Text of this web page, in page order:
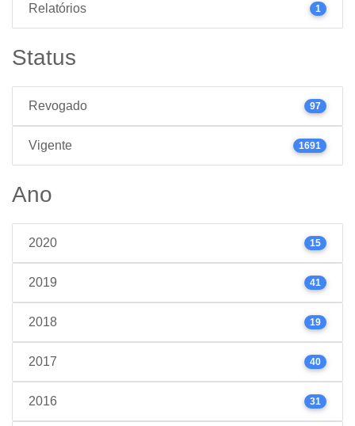
Relatórios 1
Status
Revogado 97
Vigente 1691
Ano
2020 15
2019 41
2018 19
2017 40
2016 31